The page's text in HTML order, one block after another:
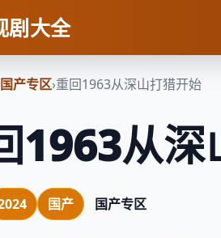
剧大全
国产专区›重回1963从深山打猎开始
1963从深
国产 国产专区